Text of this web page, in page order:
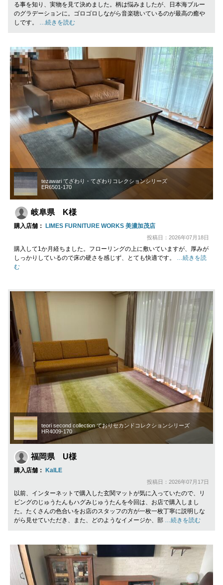
る事を知り、実物を見て決めました。柄は悩みましたが、日本海ブルー
のグラデーションに。ゴロゴロしながら音楽聴いているのが最高の癒や
しです。 …続きを読む
tezawari てざわり・てざわりコレクションシリーズ
ER6501-170
岐阜県 K様
購入店舗： LIMES FURNITURE WORKS 美濃加茂店
投稿日：2026年07月18日
購入して1か月経ちました。フローリングの上に敷いていますが、厚みが
しっかりしているので床の硬さを感じず、とても快適です。 …続きを読
む
teori second collection ておりセカンドコレクションシリーズ
HR4009-170
福岡県 U様
購入店舗： KaILE
投稿日：2026年07月17日
以前、インターネットで購入した玄関マットが気に入っていたので、リ
ビングのじゅうたんもハグみじゅうたんを今回は、お店で購入しまし
た。たくさんの色合いをお店のスタッフの方が一枚一枚丁寧に説明しな
がら見せていただき、また、どのようなイメージか、部 …続きを読む